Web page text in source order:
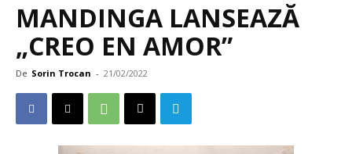
MANDINGA LANSEAZĂ
„CREO EN AMOR”
De Sorin Trocan - 21/02/2022